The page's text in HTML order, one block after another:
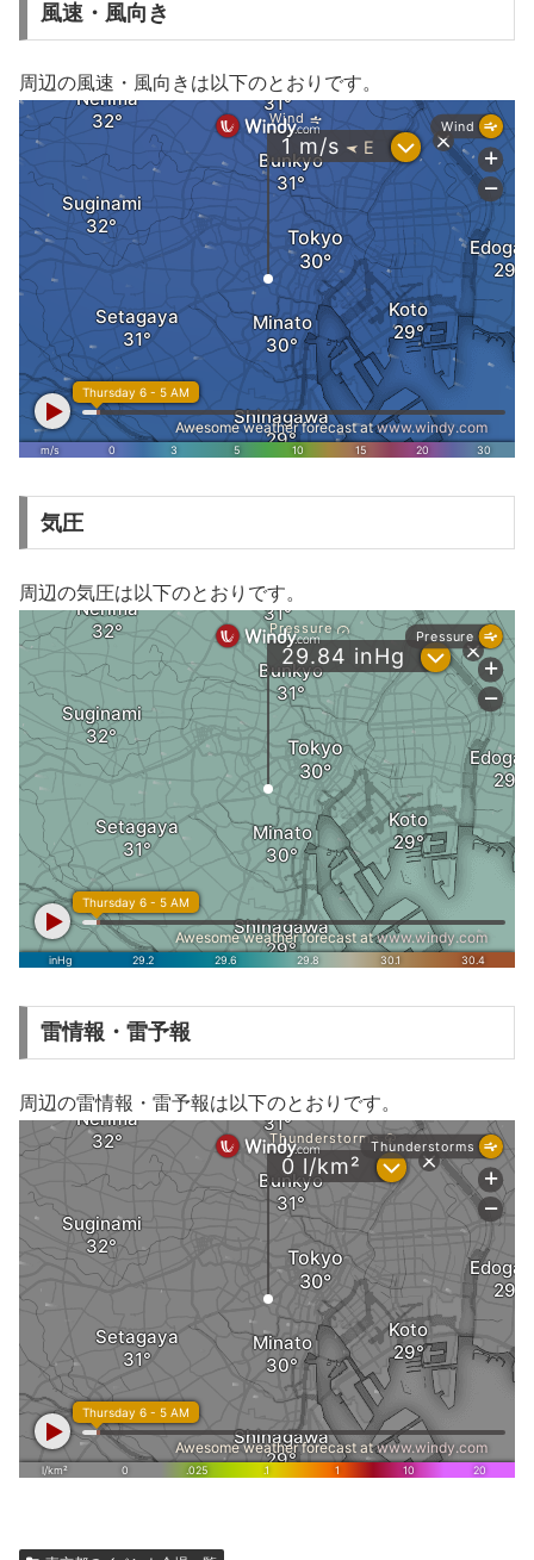
風速・風向き
周辺の風速・風向きは以下のとおりです。
気圧
周辺の気圧は以下のとおりです。
雷情報・雷予報
周辺の雷情報・雷予報は以下のとおりです。